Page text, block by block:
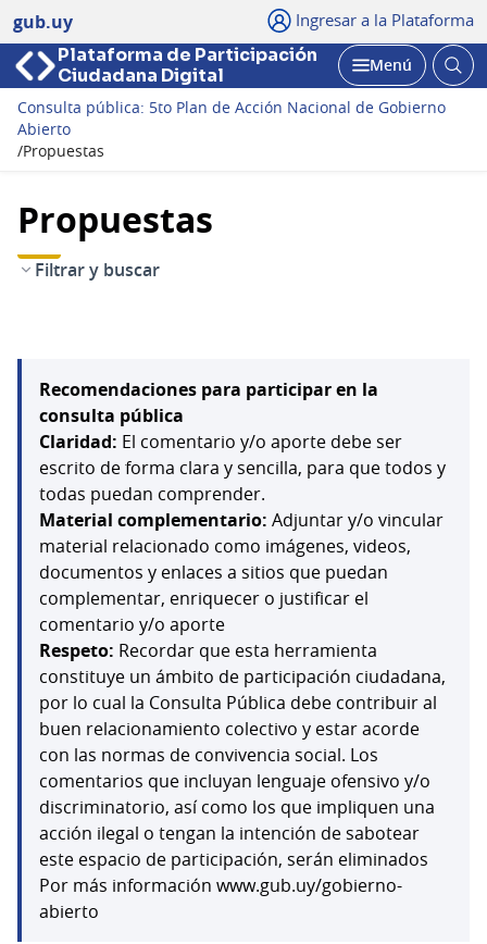
gub.uy Ingresar a la Plataforma
Plataforma de Participación
Ciudadana Digital
Abrir
Menú
Consulta pública: 5to Plan de Acción Nacional de Gobierno
Abierto
/Propuestas
Propuestas
Filtrar y buscar
Recomendaciones para participar en la
consulta pública
Claridad: El comentario y/o aporte debe ser
escrito de forma clara y sencilla, para que todos y
todas puedan comprender.
Material complementario: Adjuntar y/o vincular
material relacionado como imágenes, videos,
documentos y enlaces a sitios que puedan
complementar, enriquecer o justificar el
comentario y/o aporte
Respeto: Recordar que esta herramienta
constituye un ámbito de participación ciudadana,
por lo cual la Consulta Pública debe contribuir al
buen relacionamiento colectivo y estar acorde
con las normas de convivencia social. Los
comentarios que incluyan lenguaje ofensivo y/o
discriminatorio, así como los que impliquen una
acción ilegal o tengan la intención de sabotear
este espacio de participación, serán eliminados
Por más información www.gub.uy/gobierno-
abierto